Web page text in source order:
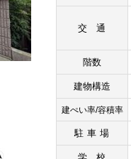
交通
階数
建物構造
建ぺい率/容積率
駐車場